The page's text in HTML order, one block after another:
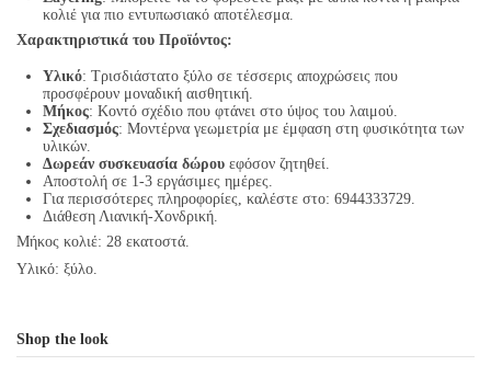
κολιέ για πιο εντυπωσιακό αποτέλεσμα.
Χαρακτηριστικά του Προϊόντος:
Υλικό: Τρισδιάστατο ξύλο σε τέσσερις αποχρώσεις που
προσφέρουν μοναδική αισθητική.
Μήκος: Κοντό σχέδιο που φτάνει στο ύψος του λαιμού.
Σχεδιασμός: Μοντέρνα γεωμετρία με έμφαση στη φυσικότητα των
υλικών.
Δωρεάν συσκευασία δώρου εφόσον ζητηθεί.
Αποστολή σε 1-3 εργάσιμες ημέρες.
Για περισσότερες πληροφορίες, καλέστε στο: 6944333729.
Διάθεση Λιανική-Χονδρική.
Μήκος κολιέ: 28 εκατοστά.
Υλικό: ξύλο.
Shop the look